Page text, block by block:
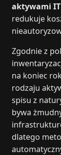
aktywami
redukuje
Zgodnie z
na koniec
rodzaju
spisu z
bywa
dlatego